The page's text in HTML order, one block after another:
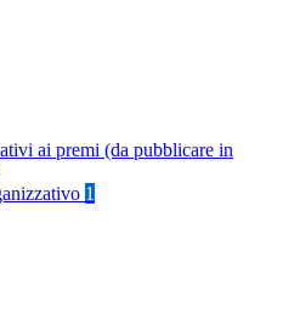
ai premi (da pubblicare in
1